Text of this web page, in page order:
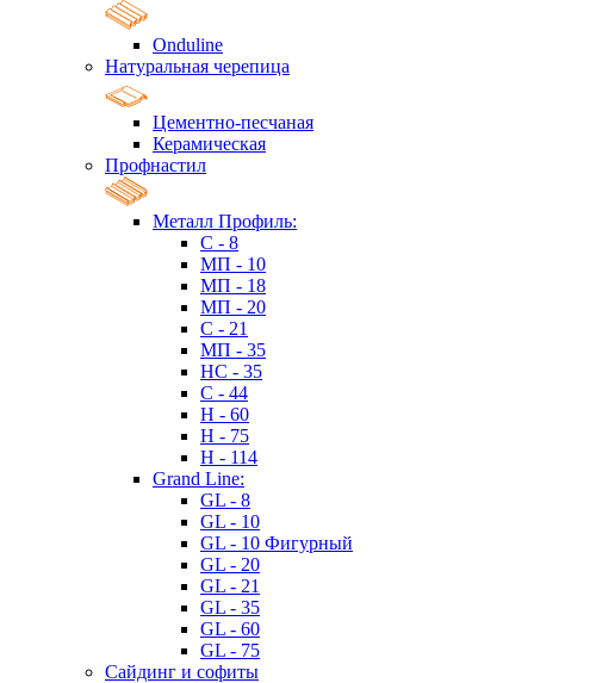
Onduline
Натуральная черепица
Цементно-песчаная
Керамическая
Профнастил
Металл Профиль:
C - 8
МП - 10
МП - 18
МП - 20
C - 21
МП - 35
HC - 35
C - 44
H - 60
H - 75
H - 114
Grand Line:
GL - 8
GL - 10
GL - 10 Фигурный
GL - 20
GL - 21
GL - 35
GL - 60
GL - 75
Сайдинг и софиты